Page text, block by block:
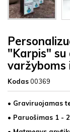
"Karpis" su
varžyboms
Kodas00369
• Graviruojamas
• Paruošimas 1 -